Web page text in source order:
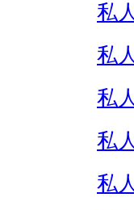
私
私
私
私
私